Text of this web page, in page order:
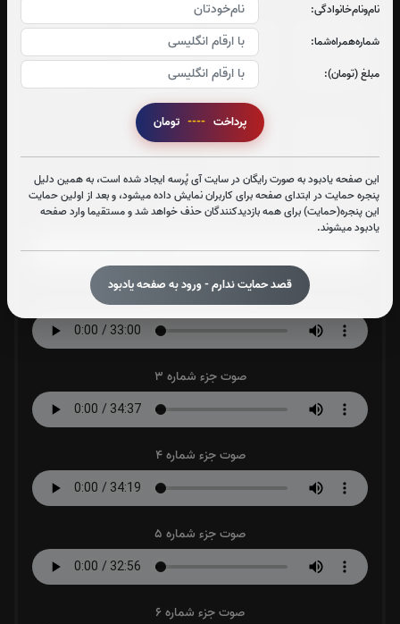
نام‌و‌نام‌خانوادگی:
شماره‌همراه‌شما:
مبلغ (تومان):
پرداخت ----
این صفحه یادبود به صورت رایگان در سایت آی پُرسه ایجاد شده است، به همین دلیل
پنجره حمایت در ابتدای صفحه برای کاربران نمایش داده میشود، و بعد از اولین حمایت
این پنجره(حمایت) برای همه بازدیدکنندگان حذف خواهد شد و مستقیما وارد صفحه
یادبود میشوند.
قصد حمایت ندارم - ورود به صفحه یادبود
جزء 25
0بار
جزء 26
بار
جزء 27
جزء 30
صوت جزء شماره 1
صوت جزء شماره 2
صوت جزء شماره 3
صوت جزء شماره 4
صوت جزء شماره 5
صوت جزء شماره 6